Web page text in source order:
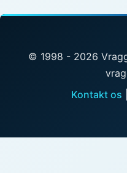
© 1998 - 2026
Kontakt os